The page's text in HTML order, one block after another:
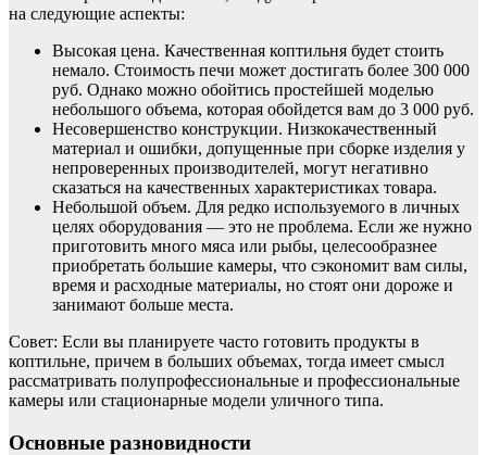
на следующие аспекты:
Высокая цена. Качественная коптильня будет стоить
немало. Стоимость печи может достигать более 300 000
руб. Однако можно обойтись простейшей моделью
небольшого объема, которая обойдется вам до 3 000 руб.
Несовершенство конструкции. Низкокачественный
материал и ошибки, допущенные при сборке изделия у
непроверенных производителей, могут негативно
сказаться на качественных характеристиках товара.
Небольшой объем. Для редко используемого в личных
целях оборудования — это не проблема. Если же нужно
приготовить много мяса или рыбы, целесообразнее
приобретать большие камеры, что сэкономит вам силы,
время и расходные материалы, но стоят они дороже и
занимают больше места.
Совет: Если вы планируете часто готовить продукты в
коптильне, причем в больших объемах, тогда имеет смысл
рассматривать полупрофессиональные и профессиональные
камеры или стационарные модели уличного типа.
Основные разновидности